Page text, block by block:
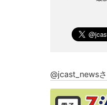
@jcast_news